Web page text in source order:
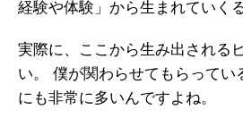
経験や体験」から生まれていくる
実際に、ここから生み出される
い。
僕が関わらせてもらってい
にも非常に多いんですよね。